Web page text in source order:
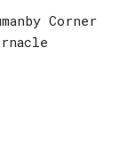
Corner